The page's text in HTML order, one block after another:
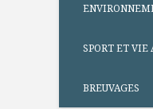
SPORT ET VIE
BREUVAGES